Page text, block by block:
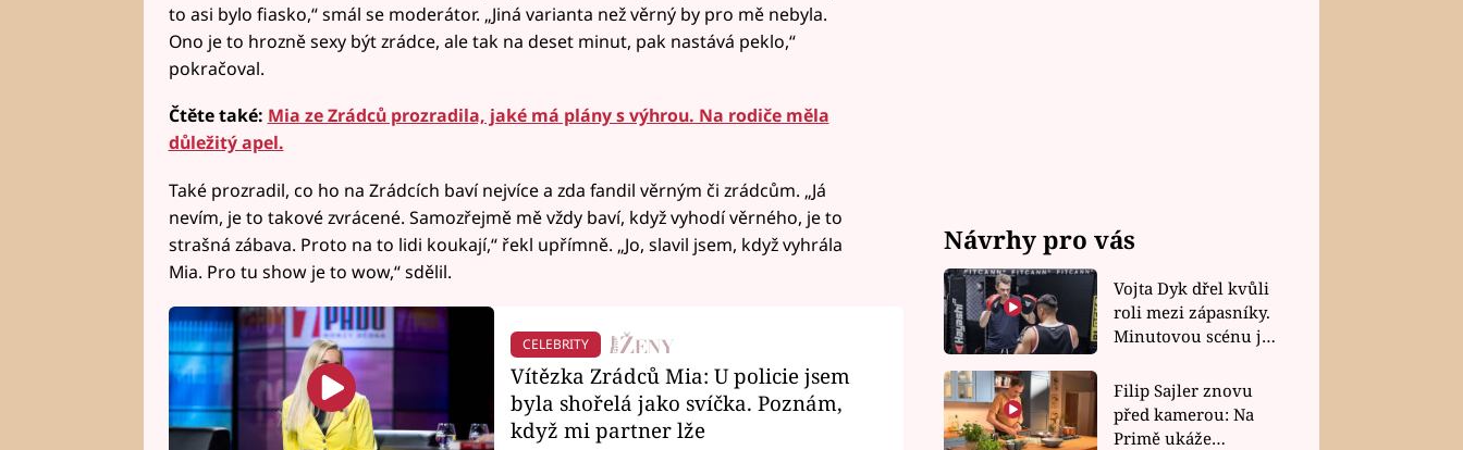
to asi bylo fiasko,“ smál se moderátor. „Jiná varianta než věrný by pro mě nebyla.
Ono je to hrozně sexy být zrádce, ale tak na deset minut, pak nastává peklo,“
pokračoval.
Čtěte také: Mia ze Zrádců prozradila, jaké má plány s výhrou. Na rodiče měla
důležitý apel.
Také prozradil, co ho na Zrádcích baví nejvíce a zda fandil věrným či zrádcům. „Já
nevím, je to takové zvrácené. Samozřejmě mě vždy baví, když vyhodí věrného, je to
strašná zábava. Proto na to lidi koukají,“ řekl upřímně. „Jo, slavil jsem, když vyhrála
Mia. Pro tu show je to wow,“ sdělil.
CELEBRITY
Vítězka Zrádců Mia: U policie jsem
byla shořelá jako svíčka. Poznám,
když mi partner lže
Návrhy pro vás
Vojta Dyk dřel kvůli
roli mezi zápasníky.
Minutovou scénu jel
Filip Sajler znovu
před kamerou: Na
Primě ukáže